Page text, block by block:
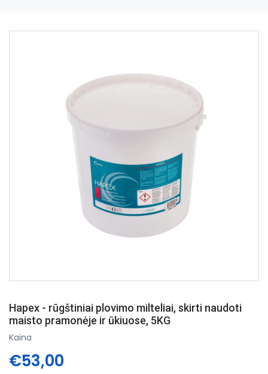
Hapex - rūgštiniai plovimo milteliai, skirti naudoti
maisto pramonėje ir ūkiuose, 5KG
Kaina
€53,00